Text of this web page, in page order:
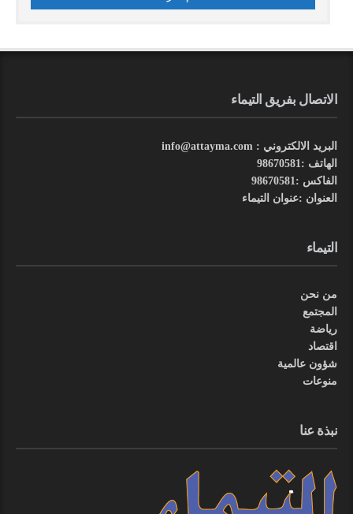
الاتصال بفريق التيماء
البريد الالكتروني : info@attayma.com
الهاتف :98670581
الفاكس :98670581
العنوان :عنوان التيماء
التيماء
من نحن
المجتمع
رياضة
اقتصاد
شؤون عالمية
منوعات
نبذة عنا